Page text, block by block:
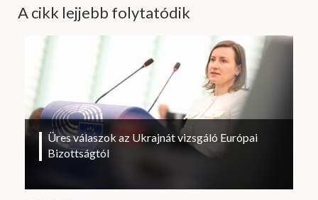
A cikk lejjebb folytatódik
Üres válaszok az Ukrajnát vizsgáló Európai
Bizottságtól